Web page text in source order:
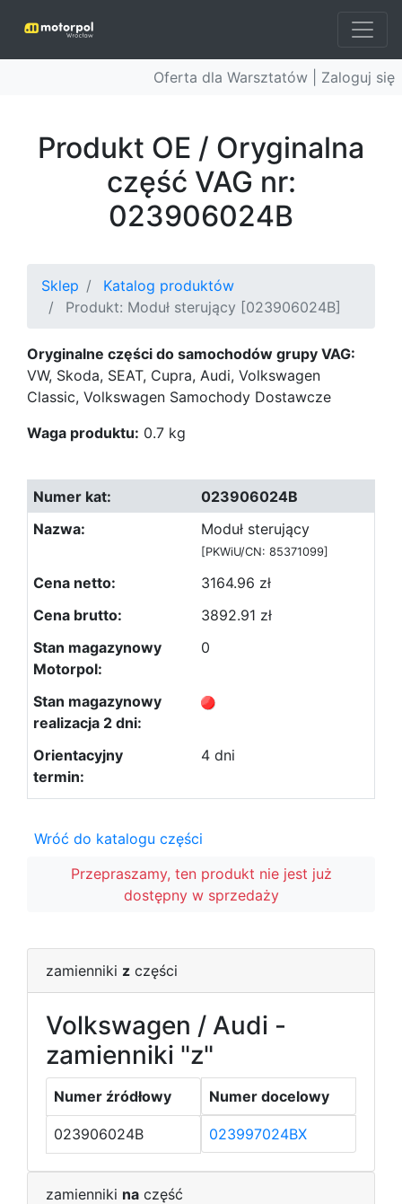
Oferta dla Warsztatów | Zaloguj się
Produkt OE / Oryginalna
część VAG nr:
023906024B
Sklep
Katalog produktów
Produkt: Moduł sterujący [023906024B]
Oryginalne części do samochodów grupy VAG:
VW, Skoda, SEAT, Cupra, Audi, Volkswagen
Classic, Volkswagen Samochody Dostawcze
Waga produktu: 0.7 kg
023906024B
Moduł sterujący
[PKWiU/CN: 85371099]
3164.96 zł
3892.91 zł
0
4 dni
Wróć do katalogu części
Przepraszamy, ten produkt nie jest już
dostępny w sprzedaży
zamienniki z części
Volkswagen / Audi -
zamienniki "z"
Numer źródłowy Numer docelowy
023906024B 023997024BX
zamienniki na część